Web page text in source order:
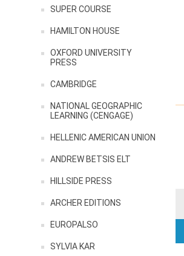
SUPER COURSE
HAMILTON HOUSE
OXFORD UNIVERSITY
PRESS
CAMBRIDGE
NATIONAL GEOGRAPHIC
LEARNING (CENGAGE)
HELLENIC AMERICAN UNION
ANDREW BETSIS ELT
HILLSIDE PRESS
ARCHER EDITIONS
EUROPALSO
SYLVIA KAR